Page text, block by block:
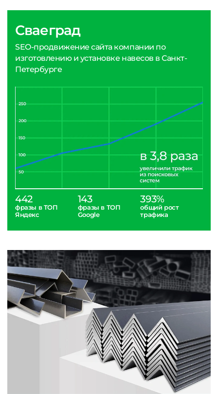
Сваеград
SEO-продвижение сайта компании по
изготовлению и установке навесов в Санкт-
Петербурге
442
фразы в ТОП
Яндекс
143
фразы в ТОП
Google
393%
общий рост
трафика